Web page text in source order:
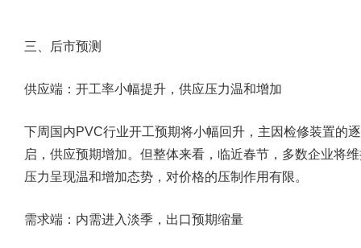
三、后市预测
供应端：开工率小幅提升，供应压力温和增加
下周国内PVC行业开工预期将小幅回升，主因检修装置
启，供应预期增加。但整体来看，临近春节，多数企业将
压力呈现温和增加态势，对价格的压制作用有限。
需求端：内需进入淡季，出口预期缩量